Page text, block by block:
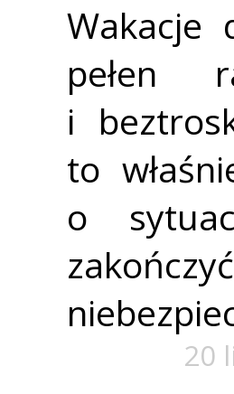
Wakacje
pełen
i
to
o
20